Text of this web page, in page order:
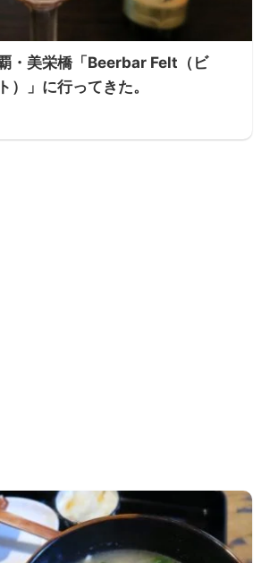
・美栄橋「Beerbar Felt（ビ
）」に行ってきた。